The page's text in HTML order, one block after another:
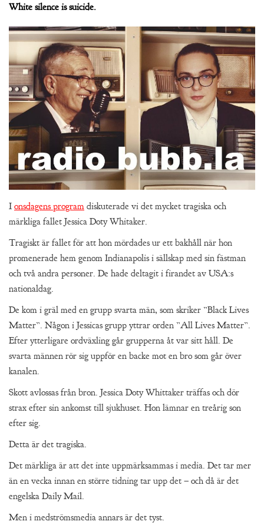
White silence is suicide.
I onsdagens program diskuterade vi det mycket tragiska och
märkliga fallet Jessica Doty Whitaker.
Tragiskt är fallet för att hon mördades ur ett bakhåll när hon
promenerade hem genom Indianapolis i sällskap med sin fästman
och två andra personer. De hade deltagit i firandet av USA:s
nationaldag.
De kom i gräl med en grupp svarta män, som skriker ”Black Lives
Matter”. Någon i Jessicas grupp yttrar orden ”All Lives Matter”.
Efter ytterligare ordväxling går grupperna åt var sitt håll. De
svarta männen rör sig uppför en backe mot en bro som går över
kanalen.
Skott avlossas från bron. Jessica Doty Whittaker träffas och dör
strax efter sin ankomst till sjukhuset. Hon lämnar en treårig son
efter sig.
Detta är det tragiska.
Det märkliga är att det inte uppmärksammas i media. Det tar mer
än en vecka innan en större tidning tar upp det – och då är det
engelska Daily Mail.
Men i medströmsmedia annars är det tyst.